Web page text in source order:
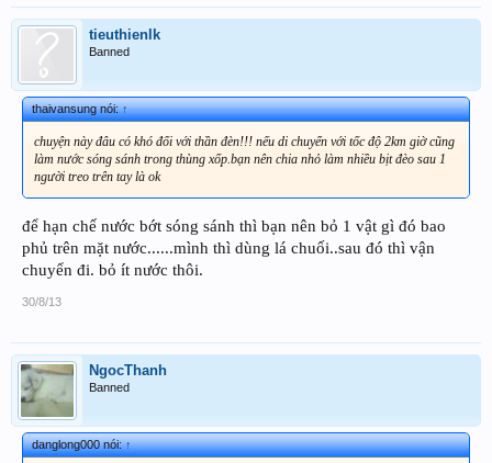
tieuthienlk
Banned
thaivansung nói:↑
chuyện này đâu có khó đối với thần đèn!!! nếu di chuyển với tốc độ 2km giờ cũng
làm nước sóng sánh trong thùng xốp.bạn nên chia nhỏ làm nhiều bịt đèo sau 1
người treo trên tay là ok
để hạn chế nước bớt sóng sánh thì bạn nên bỏ 1 vật gì đó bao
phủ trên mặt nước......mình thì dùng lá chuối..sau đó thì vận
chuyển đi. bỏ ít nước thôi.
30/8/13
NgocThanh
Banned
danglong000 nói:↑